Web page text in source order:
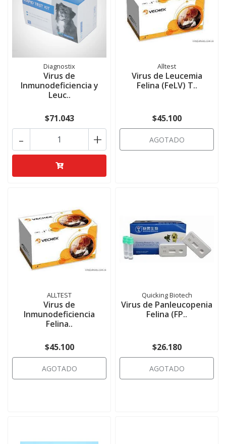
Diagnostix
Virus de
Inmunodeficiencia y
Leuc..
$71.043
+
-
Alltest
Virus de Leucemia
Felina (FeLV) T..
$45.100
AGOTADO
ALLTEST
Virus de
Inmunodeficiencia
Felina..
$45.100
AGOTADO
Quicking Biotech
Virus de Panleucopenia
Felina (FP..
$26.180
AGOTADO